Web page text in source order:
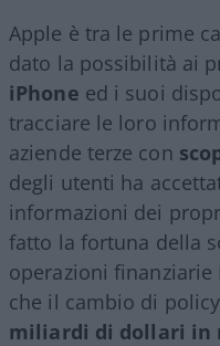
Apple è tra le prime
dato la possibilità ai
iPhone ed i suoi
tracciare le loro
aziende terze con
degli utenti ha
informazioni dei
fatto la fortuna della
operazioni
che il cambio di
miliardi di dollari in